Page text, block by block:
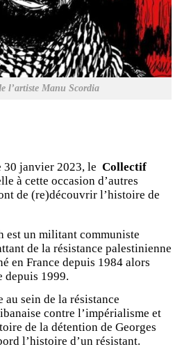
l’artiste Manu Scordia
janvier 2023, le Collectif
à cette occasion d’autres
de (re)découvrir l’histoire de
est un militant communiste
de la résistance palestinienne
en France depuis 1984 alors
depuis 1999.
au sein de la résistance
contre l’impérialisme et
de la détention de Georges
l’histoire d’un résistant.